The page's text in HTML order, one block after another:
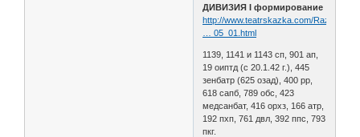
ДИВИЗИЯ I формирование
http://www.teatrskazka.com/Raznoe/
… 05_01.html
1139, 1141 и 1143 сп, 901 ап,
19 оиптд (с 20.1.42 г.), 445
зенбатр (625 озад), 400 рр,
618 сапб, 789 обс, 423
медсанбат, 416 орхз, 166 атр,
192 пхп, 761 двл, 392 ппс, 793
пкг.